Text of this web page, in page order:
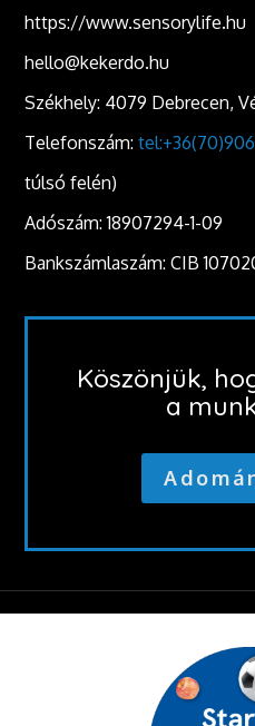
https://www.sensorylife.hu
hello@kekerdo.hu
Székhely: 4079 Debrecen,
Telefonszám:
túlsó felén)
Adószám: 18907294-1-09
Bankszámlaszám: CIB
Köszönjük,
a